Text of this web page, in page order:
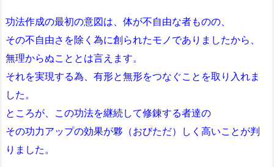
功法作成の最初の意図は、体が不自由な者ものの、
その不自由さを除く為に創られたモノでありましたから、
無理からぬこととは言えます。
それを実現する為、有形と無形をつなぐことを取り入れま
した。
ところが、この功法を継続して修錬する者達の
その功力アップの効果が夥（おびただ）しく高いことが判
りました。